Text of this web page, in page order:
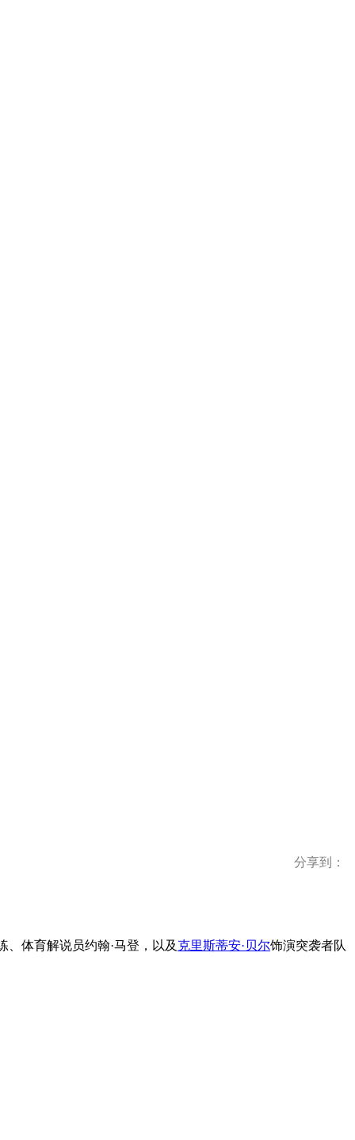
分享到：
、体育解说员约翰·马登，以及 克里斯蒂安·贝尔饰演突袭者队